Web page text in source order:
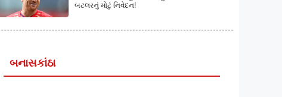
બટલરનું મોટું નિવેદન!
બનાસકાંઠા